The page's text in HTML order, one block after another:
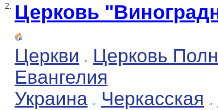
2. Церковь
Церкви
Церковь
Евангелия
Украина
Черкасская